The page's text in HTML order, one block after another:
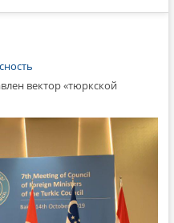
вектор «тюркской